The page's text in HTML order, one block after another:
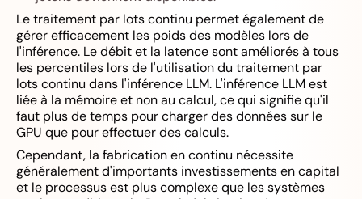
Le traitement par lots continu permet également de
gérer efficacement les poids des modèles lors de
l'inférence. Le débit et la latence sont améliorés à tous
les percentiles lors de l'utilisation du traitement par
lots continu dans l'inférence LLM. L'inférence LLM est
liée à la mémoire et non au calcul, ce qui signifie qu'il
faut plus de temps pour charger des données sur le
GPU que pour effectuer des calculs.
Cependant, la fabrication en continu nécessite
généralement d'importants investissements en capital
et le processus est plus complexe que les systèmes